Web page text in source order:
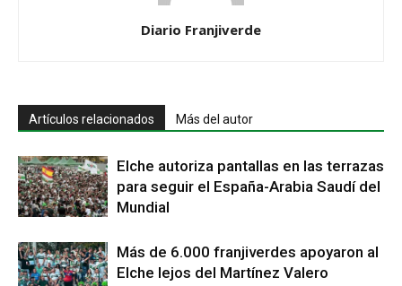
Diario Franjiverde
Artículos relacionados Más del autor
Elche autoriza pantallas en las terrazas
para seguir el España-Arabia Saudí del
Mundial
Más de 6.000 franjiverdes apoyaron al
Elche lejos del Martínez Valero